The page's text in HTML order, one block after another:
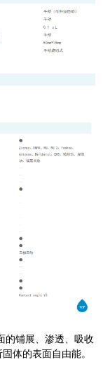
的铺展、渗透、吸收
体的表面自由能。